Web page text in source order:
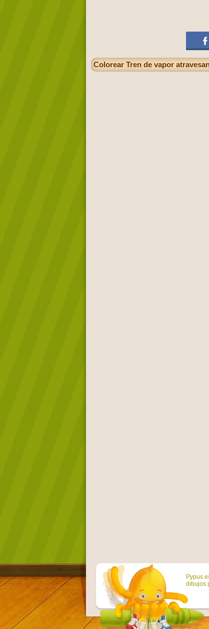
Colorear Tren de vapor
Pypus
dibujos